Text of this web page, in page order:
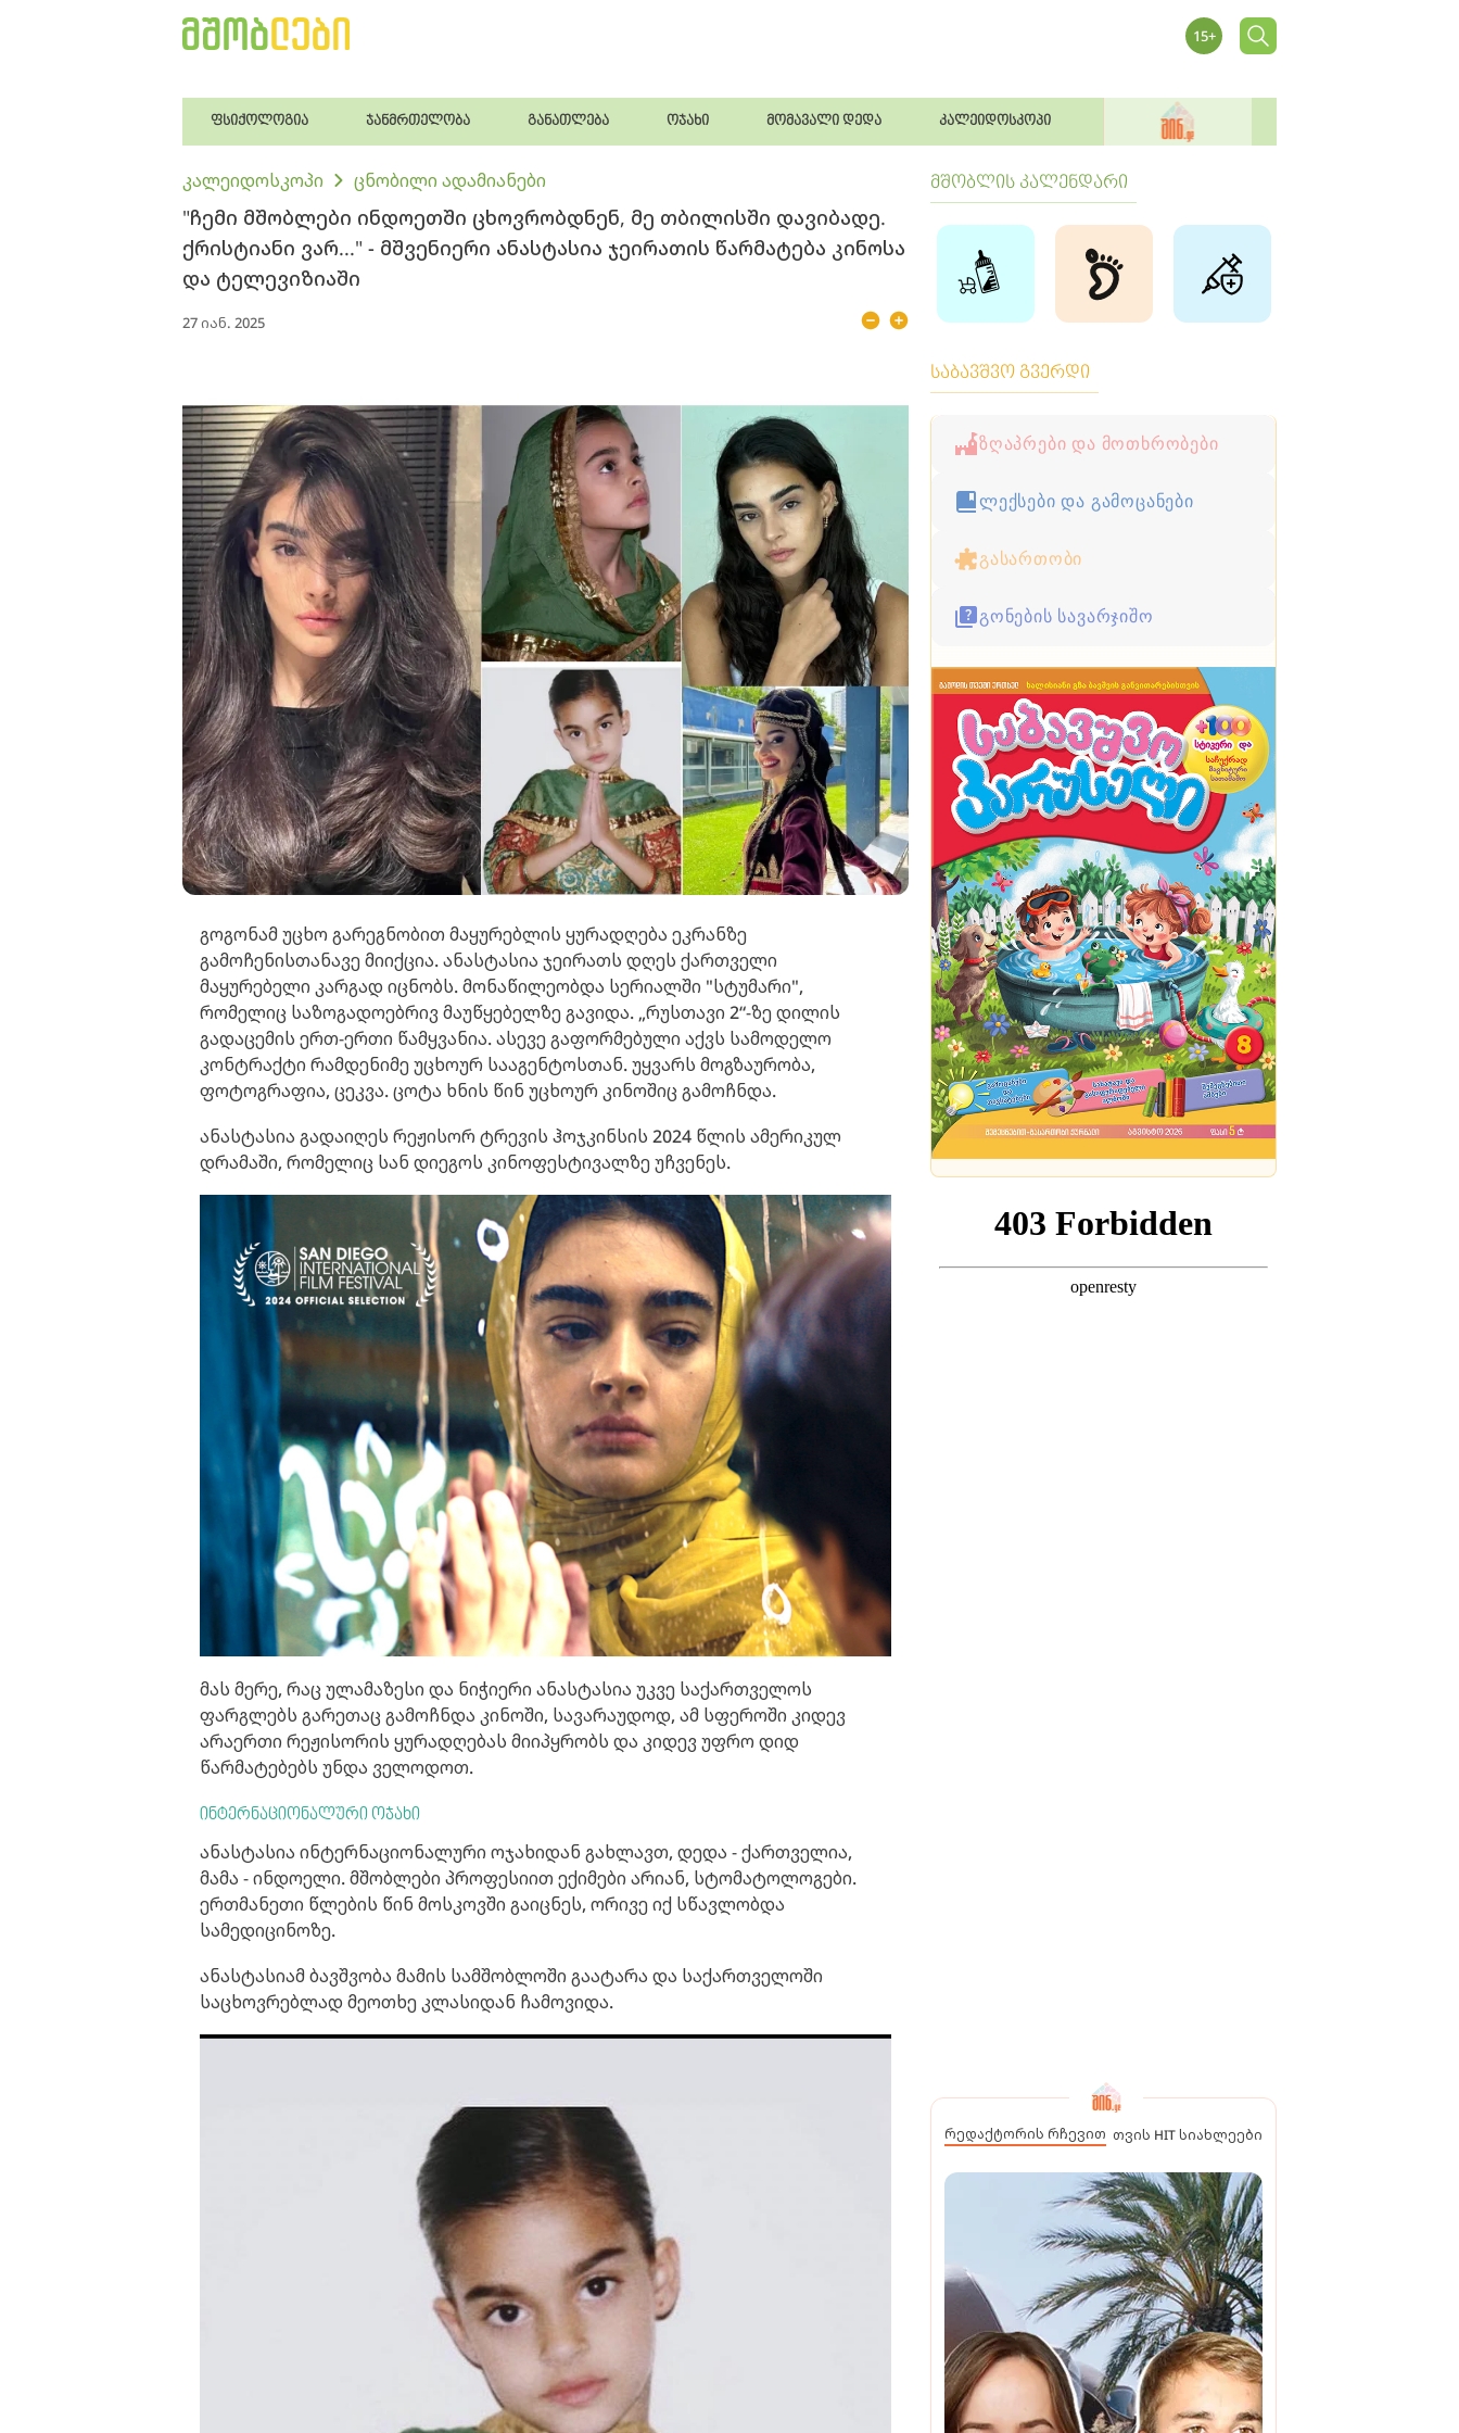
ფსიქოლოგია ჯანმრთელობა განათლება ოჯახი მომავალი დედა კალეიდოსკოპი
კალეიდოსკოპი ცნობილი ადამიანები
"ჩემი მშობ­ლე­ბი ინ­დო­ეთ­ში ცხოვ­რობ­დნენ, მე თბი­ლის­ში და­ვი­ბა­დე.
ქრის­ტი­ა­ნი ვარ..." - მშვენიერი ანასტასია ჯეირათის წარმატება კინოსა
და ტელევიზიაში
27 იან. 2025
გოგონამ უცხო გარეგნობით მაყურებლის ყურადღება ეკრანზე
გამოჩენისთანავე მიიქცია. ანასტასია ჯეირათს დღეს ქართველი
მაყურებელი კარგად იცნობს. მონაწილეობდა სერიალში "სტუმარი",
რომელიც საზოგადოებრივ მაუწყებელზე გავიდა. „რუსთავი 2“-ზე დილის
გადაცემის ერთ-ერთი წამყვანია. ასევე გაფორმებული აქვს სამოდელო
კონტრაქტი რამდენიმე უცხოურ სააგენტოსთან. უყვარს მოგზაურობა,
ფოტოგრაფია, ცეკვა. ცოტა ხნის წინ უცხოურ კინოშიც გამოჩნდა.
ანასტასია გადაიღეს რეჟისორ ტრევის ჰოჯკინსის 2024 წლის ამერიკულ
დრამაში, რომელიც სან დიეგოს კინოფესტივალზე უჩვენეს.
მას მერე, რაც ულამაზესი და ნიჭიერი ანასტასია უკვე საქართველოს
ფარგლებს გარეთაც გამოჩნდა კინოში, სავარაუდოდ, ამ სფეროში კიდევ
არაერთი რეჟისორის ყურადღებას მიიპყრობს და კიდევ უფრო დიდ
წარმატებებს უნდა ველოდოთ.
ინტერნაციონალური ოჯახი
ანასტასია ინტერნაციონალური ოჯახიდან გახლავთ, დედა - ქართველია,
მამა - ინდოელი. მშობლები პროფესიით ექიმები არიან, სტომატოლოგები.
ერთმანეთი წლების წინ მოსკოვში გაიცნეს, ორივე იქ სწავლობდა
სამედიცინოზე.
ანასტასიამ ბავშვობა მამის სამშობლოში გაატარა და საქართველოში
საცხოვრებლად მეოთხე კლასიდან ჩამოვიდა.
მშობლის კალენდარი
საბავშვო გვერდი
ზღაპრები და მოთხრობები
ლექსები და გამოცანები
გასართობი
გონების სავარჯიშო
რედაქტორის რჩევით თვის HIT სიახლეები